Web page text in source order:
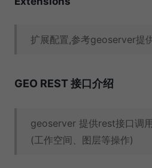
扩展配置,参考geoserver提
GEO REST 接口介绍
geoserver 提供rest接口调
(工作空间、图层等操作)